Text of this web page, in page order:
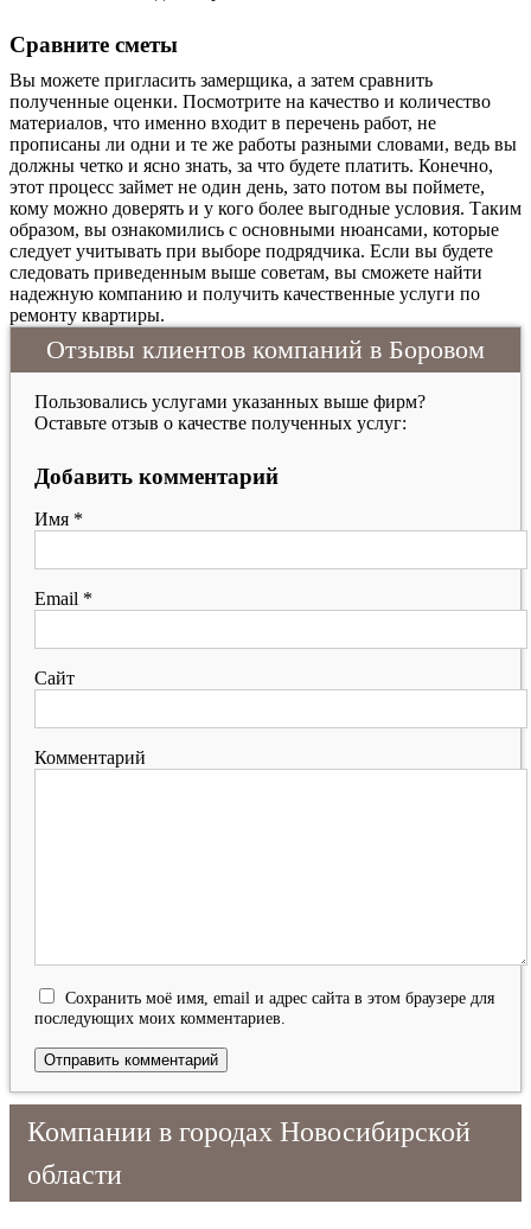
Сравните сметы
Вы можете пригласить замерщика, а затем сравнить
полученные оценки. Посмотрите на качество и количество
материалов, что именно входит в перечень работ, не
прописаны ли одни и те же работы разными словами, ведь вы
должны четко и ясно знать, за что будете платить. Конечно,
этот процесс займет не один день, зато потом вы поймете,
кому можно доверять и у кого более выгодные условия. Таким
образом, вы ознакомились с основными нюансами, которые
следует учитывать при выборе подрядчика. Если вы будете
следовать приведенным выше советам, вы сможете найти
надежную компанию и получить качественные услуги по
ремонту квартиры.
Отзывы клиентов компаний в Боровом
Пользовались услугами указанных выше фирм?
Оставьте отзыв о качестве полученных услуг:
Добавить комментарий
Имя *
Email *
Сайт
Комментарий
Сохранить моё имя, email и адрес сайта в этом браузере для
последующих моих комментариев.
Компании в городах Новосибирской
области